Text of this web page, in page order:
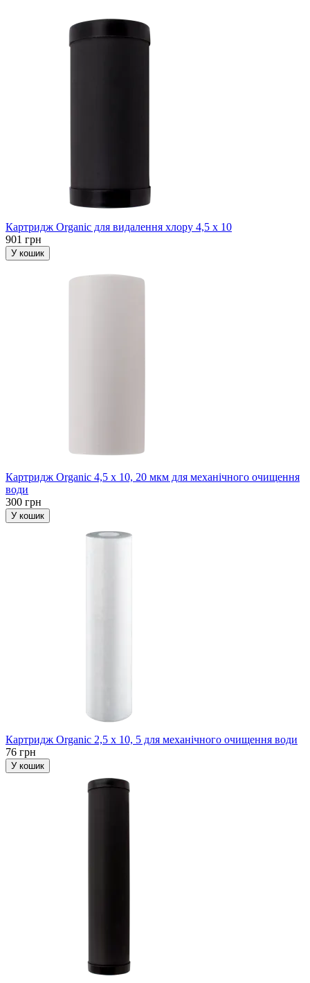
Картридж Organic для видалення хлору 4,5 х 10
901 грн
У кошик
Картридж Organic 4,5 х 10, 20 мкм для механічного очищення
води
300 грн
У кошик
Картридж Organic 2,5 х 10, 5 для механічного очищення води
76 грн
У кошик